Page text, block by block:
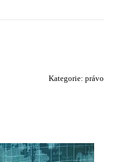
Kategorie: právo